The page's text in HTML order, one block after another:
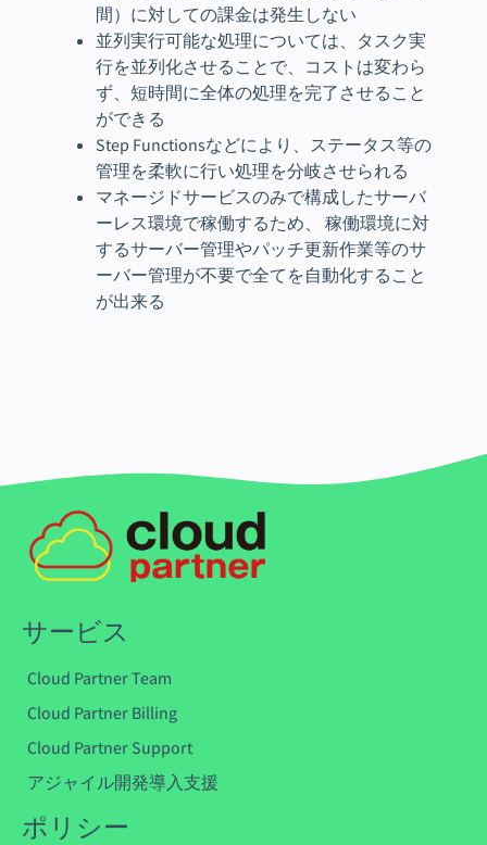
間）に対しての課金は発生しない
並列実行可能な処理については、タスク実
行を並列化させることで、コストは変わら
ず、短時間に全体の処理を完了させること
ができる
Step Functionsなどにより、ステータス等の
管理を柔軟に行い処理を分岐させられる
マネージドサービスのみで構成したサーバ
ーレス環境で稼働するため、 稼働環境に対
するサーバー管理やパッチ更新作業等のサ
ーバー管理が不要で全てを自動化すること
が出来る
サービス
Cloud Partner Team
Cloud Partner Billing
Cloud Partner Support
アジャイル開発導入支援
ポリシー